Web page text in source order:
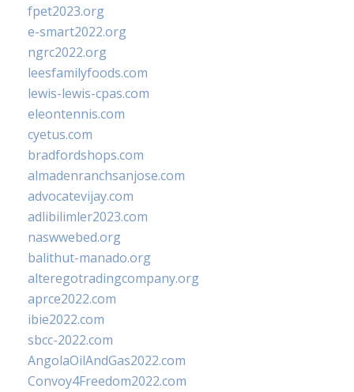
fpet2023.org
e-smart2022.org
ngrc2022.org
leesfamilyfoods.com
lewis-lewis-cpas.com
eleontennis.com
cyetus.com
bradfordshops.com
almadenranchsanjose.com
advocatevijay.com
adlibilimler2023.com
naswwebed.org
balithut-manado.org
alteregotradingcompany.org
aprce2022.com
ibie2022.com
sbcc-2022.com
AngolaOilAndGas2022.com
Convoy4Freedom2022.com